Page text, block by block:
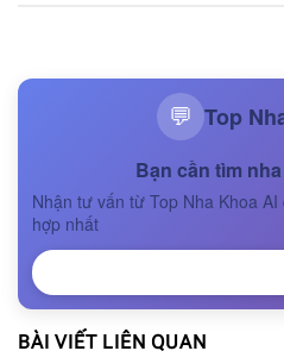
💬 Top
Bạn cần tìm
Nhận tư vấn từ Top Nha Khoa
hợp nhất
BÀI VIẾT LIÊN QUAN